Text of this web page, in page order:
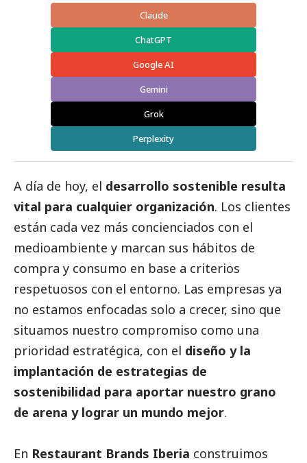
Claude
ChatGPT
Google AI
Gemini
Grok
Perplexity
A día de hoy, el desarrollo sostenible resulta
vital para cualquier organización. Los clientes
están cada vez más concienciados con el
medioambiente y marcan sus hábitos de
compra y consumo en base a criterios
respetuosos con el entorno. Las empresas ya
no estamos enfocadas solo a crecer, sino que
situamos nuestro compromiso como una
prioridad estratégica, con el diseño y la
implantación de estrategias de
sostenibilidad para aportar nuestro grano
de arena y lograr un mundo mejor.
En Restaurant Brands Iberia construimos